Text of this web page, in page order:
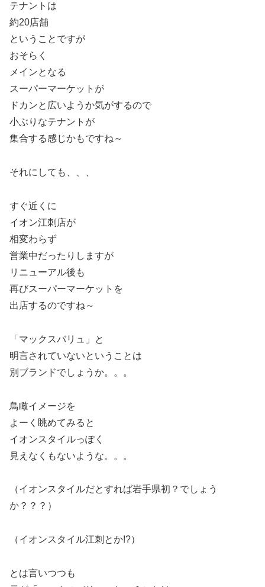
テナントは
約20店舗
ということですが
おそらく
メインとなる
スーパーマーケットが
ドカンと広いようか気がするので
小ぶりなテナントが
集合する感じかもですね～
それにしても、、、
すぐ近くに
イオン江刺店が
相変わらず
営業中だったりしますが
リニューアル後も
再びスーパーマーケットを
出店するのですね～
「マックスバリュ」と
明言されていないということは
別ブランドでしょうか。。。
鳥瞰イメージを
よーく眺めてみると
イオンスタイルっぽく
見えなくもないような。。。
（イオンスタイルだとすれば岩手県初？でしょう
か？？？）
（イオンスタイル江刺とか!?）
とは言いつつも